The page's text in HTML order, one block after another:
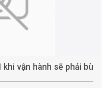
vận hành sẽ phải bù